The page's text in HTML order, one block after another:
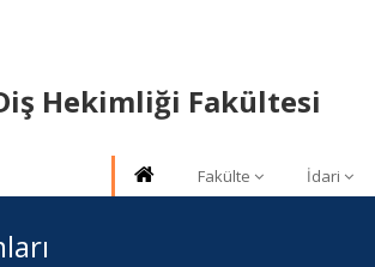
Hekimliği Fakültesi
Fakülte İdari